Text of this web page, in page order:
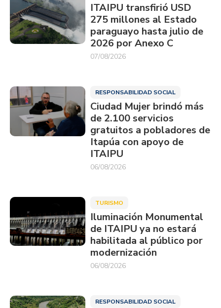
ITAIPU transfirió USD
275 millones al Estado
paraguayo hasta julio de
2026 por Anexo C
07/08/2026
RESPONSABILIDAD SOCIAL
Ciudad Mujer brindó más
de 2.100 servicios
gratuitos a pobladores de
Itapúa con apoyo de
ITAIPU
06/08/2026
TURISMO
Iluminación Monumental
de ITAIPU ya no estará
habilitada al público por
modernización
06/08/2026
RESPONSABILIDAD SOCIAL